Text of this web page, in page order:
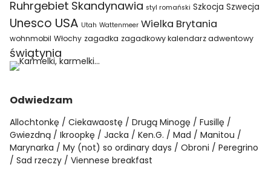
Ruhrgebiet Skandynawia styl romański Szkocja Szwecja
Unesco USA Utah Wattenmeer Wielka Brytania
wohnmobil Włochy zagadka zagadkowy kalendarz adwentowy
świątynia
Odwiedzam
Allochtonkę Ciekawaostę Drugą Minogę
Fusillę
Gwiezdną
Ikroopkę Jacka Ken.G. Mad
Manitou
Marynarka
My (not) so ordinary days Obroni
Peregrino
Sad rzeczy
Viennese breakfast